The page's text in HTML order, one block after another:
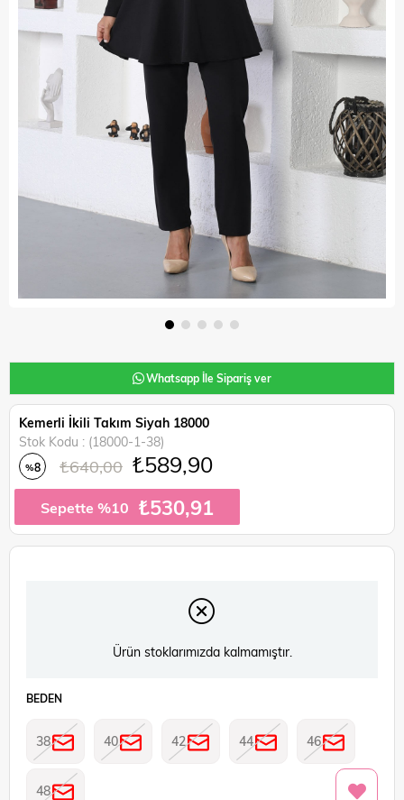
Whatsapp İle Sipariş ver
Kemerli İkili Takım Siyah 18000
Stok Kodu
(18000-1-38)
%8 ₺640,00 ₺589,90
Sepette %10 ₺530,91
Ürün stoklarımızda kalmamıştır.
BEDEN
38 40 42 44 46
48